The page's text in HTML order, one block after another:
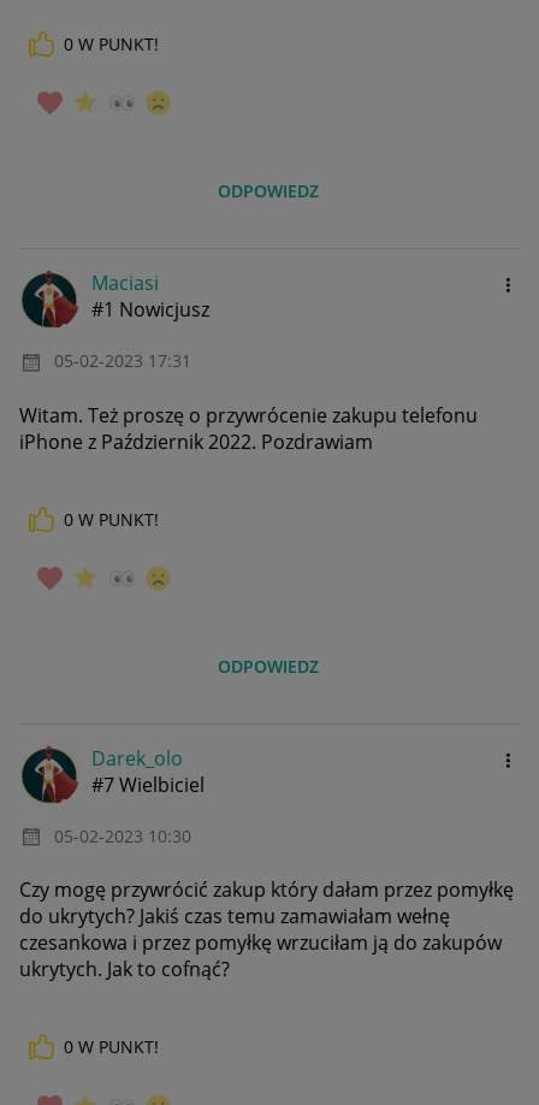
0 W PUNKT!
ODPOWIEDZ
Maciasi
#1 Nowicjusz
‎05-02-2023 17:31
Witam. Też proszę o przywrócenie zakupu telefonu
iPhone z Październik 2022. Pozdrawiam
0 W PUNKT!
ODPOWIEDZ
Darek_olo
#7 Wielbiciel
‎05-02-2023 10:30
Czy mogę przywrócić zakup który dałam przez pomyłkę
do ukrytych? Jakiś czas temu zamawiałam wełnę
czesankowa i przez pomyłkę wrzuciłam ją do zakupów
ukrytych. Jak to cofnąć?
0 W PUNKT!